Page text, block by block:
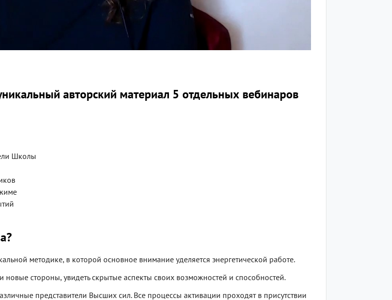
авторский материал 5 отдельных вебинаров
Школы
методике, в которой основное внимание уделяется энергетической работе.
новые стороны, увидеть скрытые аспекты своих возможностей и способностей.
представители Высших сил. Все процессы активации проходят в присутствии